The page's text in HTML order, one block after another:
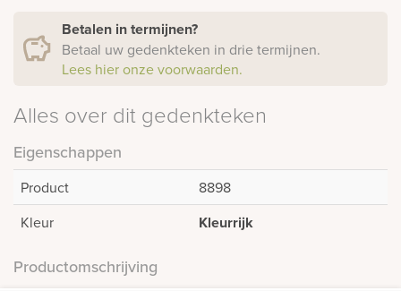
Betalen in termijnen?
Betaal uw gedenkteken in drie termijnen.
Lees hier onze voorwaarden.
Alles over dit gedenkteken
Eigenschappen
Product
8898
Kleur
Kleurrijk
Productomschrijving